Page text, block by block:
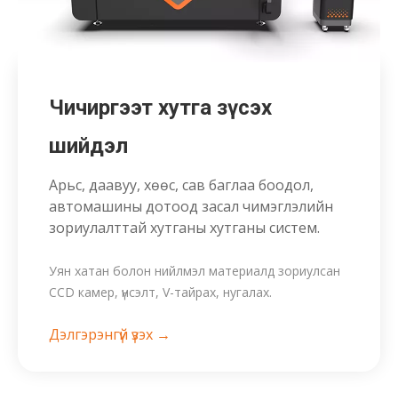
Чичиргээт хутга зүсэх
шийдэл
Арьс, даавуу, хөөс, сав баглаа боодол,
автомашины дотоод засал чимэглэлийн
зориулалттай хутганы хутганы систем.
Уян хатан болон нийлмэл материалд зориулсан
CCD камер, үнсэлт, V-тайрах, нугалах.
Дэлгэрэнгүй үзэх →